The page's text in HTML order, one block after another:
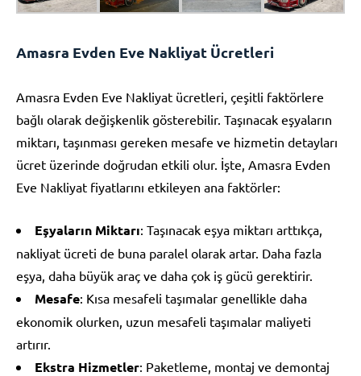
Amasra Evden Eve Nakliyat Ücretleri
Amasra Evden Eve Nakliyat ücretleri, çeşitli faktörlere
bağlı olarak değişkenlik gösterebilir. Taşınacak eşyaların
miktarı, taşınması gereken mesafe ve hizmetin detayları
ücret üzerinde doğrudan etkili olur. İşte, Amasra Evden
Eve Nakliyat fiyatlarını etkileyen ana faktörler:
Eşyaların Miktarı: Taşınacak eşya miktarı arttıkça,
nakliyat ücreti de buna paralel olarak artar. Daha fazla
eşya, daha büyük araç ve daha çok iş gücü gerektirir.
Mesafe: Kısa mesafeli taşımalar genellikle daha
ekonomik olurken, uzun mesafeli taşımalar maliyeti
artırır.
Ekstra Hizmetler: Paketleme, montaj ve demontaj